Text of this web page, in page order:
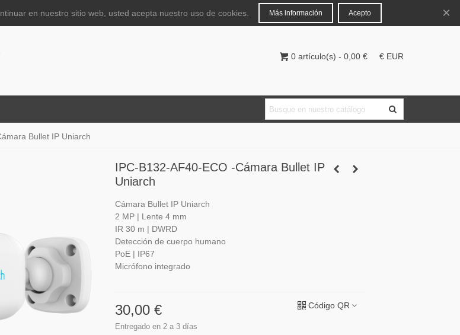
Español Iniciar sesión
0 artículo(s) - 0,00 € € EUR
Bullet IP Uniarch
IPC-B132-AF40-ECO -Cámara Bullet IP
Uniarch
Cámara Bullet IP Uniarch
2 MP | Lente 4 mm
IR 30 m | DWRD
Detección de cuerpo humano
PoE | IP67
Micrófono integrado
30,00 €
Entregado en 2 a 3 días
Código QR
en nuestro sitio web, usted acepta nuestro uso de cookies. Más información Acepto ×